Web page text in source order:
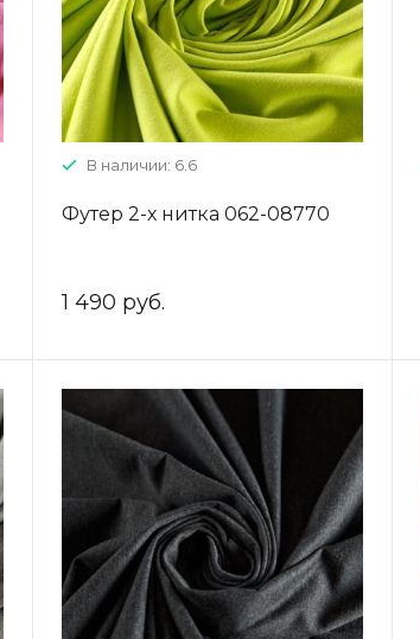
В наличии: 6.6
Футер 2-х нитка 062-08770
1 490 руб.